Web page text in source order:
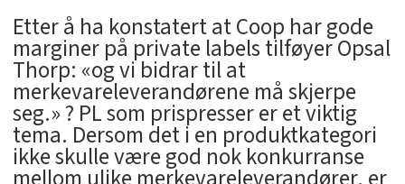
Etter å ha konstatert at Coop har gode
marginer på private labels tilføyer Opsal
Thorp: «og vi bidrar til at
merkevareleverandørene må skjerpe
seg.» ? PL som prispresser er et viktig
tema. Dersom det i en produktkategori
ikke skulle være god nok konkurranse